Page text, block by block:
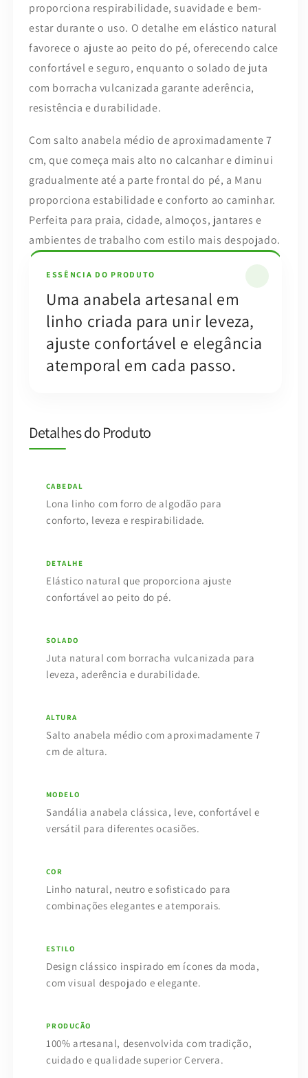
proporciona respirabilidade, suavidade e bem-
estar durante o uso. O detalhe em elástico natural
favorece o ajuste ao peito do pé, oferecendo calce
confortável e seguro, enquanto o solado de juta
com borracha vulcanizada garante aderência,
resistência e durabilidade.
Com salto anabela médio de aproximadamente 7
cm, que começa mais alto no calcanhar e diminui
gradualmente até a parte frontal do pé, a Manu
proporciona estabilidade e conforto ao caminhar.
Perfeita para praia, cidade, almoços, jantares e
ambientes de trabalho com estilo mais despojado.
ESSÊNCIA DO PRODUTO
Uma anabela artesanal em
linho criada para unir leveza,
ajuste confortável e elegância
atemporal em cada passo.
Detalhes do Produto
CABEDAL
Lona linho com forro de algodão para
conforto, leveza e respirabilidade.
DETALHE
Elástico natural que proporciona ajuste
confortável ao peito do pé.
SOLADO
Juta natural com borracha vulcanizada para
leveza, aderência e durabilidade.
ALTURA
Salto anabela médio com aproximadamente 7
cm de altura.
MODELO
Sandália anabela clássica, leve, confortável e
versátil para diferentes ocasiões.
COR
Linho natural, neutro e sofisticado para
combinações elegantes e atemporais.
ESTILO
Design clássico inspirado em ícones da moda,
com visual despojado e elegante.
PRODUÇÃO
100% artesanal, desenvolvida com tradição,
cuidado e qualidade superior Cervera.